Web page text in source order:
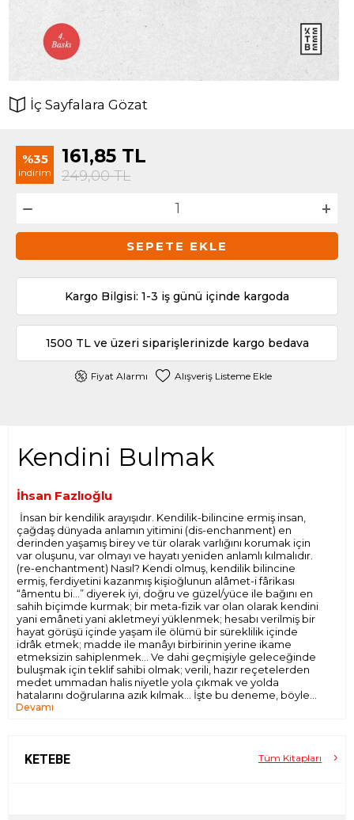
İç Sayfalara Gözat
%35
indirim
161,85 TL
249,00TL
SEPETE EKLE
Kargo Bilgisi: 1-3 iş günü içinde kargoda
1500 TL ve üzeri siparişlerinizde kargo bedava
Fiyat Alarmı Alışveriş Listeme Ekle
Kendini Bulmak
İhsan Fazlıoğlu
İnsan bir kendilik arayışıdır. Kendilik-bilincine ermiş insan,
çağdaş dünyada anlamın yitimini (dis-enchanment) en
derinden yaşamış birey ve tür olarak varlığını korumak için
var oluşunu, var olmayı ve hayatı yeniden anlamlı kılmalıdır.
(re-enchantment) Nasıl? Kendi olmuş, kendilik bilincine
ermiş, ferdiyetini kazanmış kişioğlunun alâmet-i fârikası
“âmentu bi...” diyerek iyi, doğru ve güzel/yüce ile bağını en
sahih biçimde kurmak; bir meta-fizik var olan olarak kendini
yani emânetiyani akletmeyiyüklenmek; hesabı verilmiş bir
hayat görüşü içinde yaşam ile ölümü bir süreklilik içinde
idrâk etmek; madde ile manâyı birbirinin yerine ikame
etmeksizin sahiplenmek... Ve dahi geçmişiyle geleceğinde
buluşmak için teklif sahibi olmak; verili, hazır reçetelerden
medet ummadan halis niyetle yola çıkmak ve yolda
hatalarını doğrularına azık kılmak... İşte bu deneme, böyle
bir yola çıkışın azığı olmayı mütevazı bir biçimde teklif
Devamı
KETEBE Tüm Kitapları